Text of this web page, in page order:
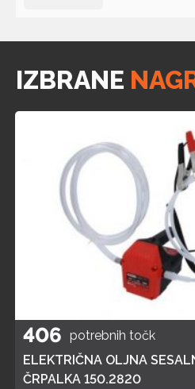
IZBRANE
406 potrebnih točk
ELEKTRIČNA OLJNA
ČRPALKA 150.2820